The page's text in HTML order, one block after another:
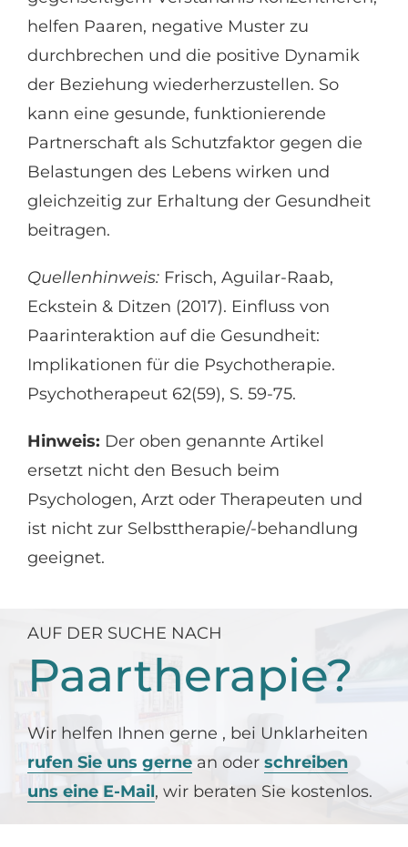
helfen Paaren, negative Muster zu
durchbrechen und die positive Dynamik
der Beziehung wiederherzustellen. So
kann eine gesunde, funktionierende
Partnerschaft als Schutzfaktor gegen die
Belastungen des Lebens wirken und
gleichzeitig zur Erhaltung der Gesundheit
beitragen.
Quellenhinweis: Frisch, Aguilar-Raab,
Eckstein & Ditzen (2017). Einfluss von
Paarinteraktion auf die Gesundheit:
Implikationen für die Psychotherapie.
Psychotherapeut 62(59), S. 59-75.
Hinweis: Der oben genannte Artikel
ersetzt nicht den Besuch beim
Psychologen, Arzt oder Therapeuten und
ist nicht zur Selbsttherapie/-behandlung
geeignet.
AUF DER SUCHE NACH
Paartherapie?
Wir helfen Ihnen gerne , bei Unklarheiten
rufen Sie uns gernean oder schreiben
uns eine E-Mail, wir beraten Sie kostenlos.